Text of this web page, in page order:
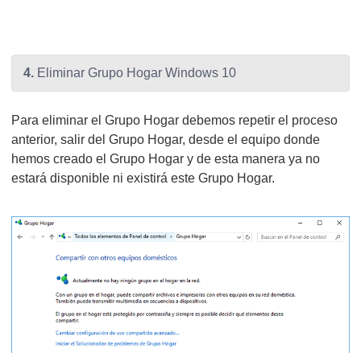
4. Eliminar Grupo Hogar Windows 10
Para eliminar el Grupo Hogar debemos repetir el proceso
anterior, salir del Grupo Hogar, desde el equipo donde
hemos creado el Grupo Hogar y de esta manera ya no
estará disponible ni existirá este Grupo Hogar.